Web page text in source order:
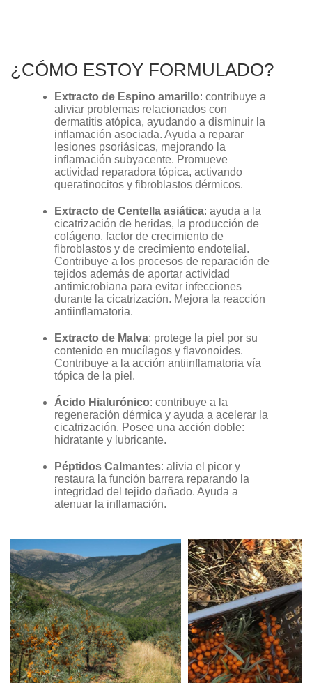
¿CÓMO ESTOY FORMULADO?
Extracto de Espino amarillo: contribuye a
aliviar problemas relacionados con
dermatitis atópica, ayudando a disminuir la
inflamación asociada. Ayuda a reparar
lesiones psoriásicas, mejorando la
inflamación subyacente. Promueve
actividad reparadora tópica, activando
queratinocitos y fibroblastos dérmicos.
Extracto de Centella asiática: ayuda a la
cicatrización de heridas, la producción de
colágeno, factor de crecimiento de
fibroblastos y de crecimiento endotelial.
Contribuye a los procesos de reparación de
tejidos además de aportar actividad
antimicrobiana para evitar infecciones
durante la cicatrización. Mejora la reacción
antiinflamatoria.
Extracto de Malva: protege la piel por su
contenido en mucílagos y flavonoides.
Contribuye a la acción antiinflamatoria vía
tópica de la piel.
Ácido Hialurónico: contribuye a la
regeneración dérmica y ayuda a acelerar la
cicatrización. Posee una acción doble:
hidratante y lubricante.
Péptidos Calmantes: alivia el picor y
restaura la función barrera reparando la
integridad del tejido dañado. Ayuda a
atenuar la inflamación.